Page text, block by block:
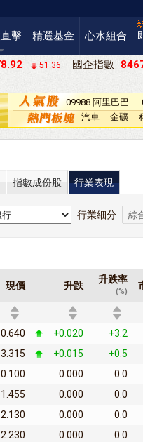
擊 精選基金 心水組合
51.36 國企指數
09988 阿里巴巴
－Ｗ汽車
金礦
指數成份股 行業表現
行業細分
現價 升跌
升跌率
(%)
0.640 +0.020
+3.2
3.315 +0.015
+0.5
0.000
0.0
1.455 0.000
0.0
2.130 0.000
0.0
2.230 0.000
0.0